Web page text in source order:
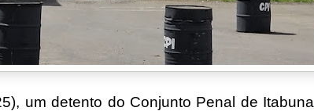
um detento do Conjunto Penal de Itabuna